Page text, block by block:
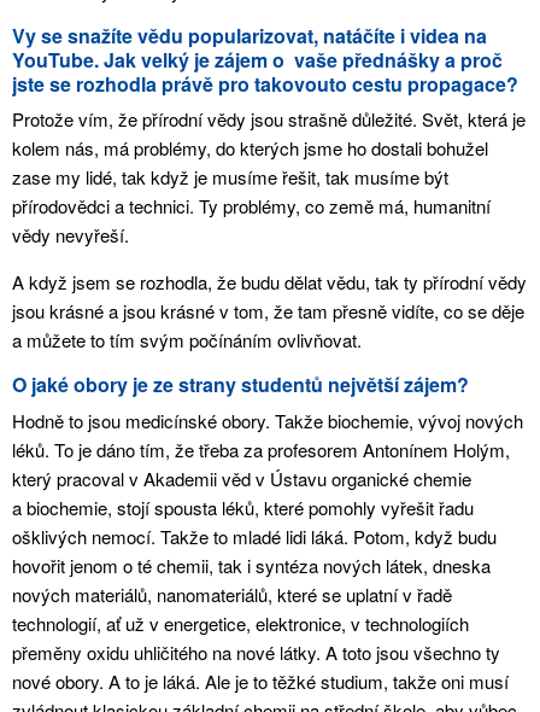
Vy se snažíte vědu popularizovat, natáčíte i videa na
YouTube. Jak velký je zájem o vaše přednášky a proč
jste se rozhodla právě pro takovouto cestu propagace?
Protože vím, že přírodní vědy jsou strašně důležité. Svět, která je
kolem nás, má problémy, do kterých jsme ho dostali bohužel
zase my lidé, tak když je musíme řešit, tak musíme být
přírodovědci a technici. Ty problémy, co země má, humanitní
vědy nevyřeší.
A když jsem se rozhodla, že budu dělat vědu, tak ty přírodní vědy
jsou krásné a jsou krásné v tom, že tam přesně vidíte, co se děje
a můžete to tím svým počínáním ovlivňovat.
O jaké obory je ze strany studentů největší zájem?
Hodně to jsou medicínské obory. Takže biochemie, vývoj nových
léků. To je dáno tím, že třeba za profesorem Antonínem Holým,
který pracoval v Akademii věd v Ústavu organické chemie
a biochemie, stojí spousta léků, které pomohly vyřešit řadu
ošklivých nemocí. Takže to mladé lidi láká. Potom, když budu
hovořit jenom o té chemii, tak i syntéza nových látek, dneska
nových materiálů, nanomateriálů, které se uplatní v řadě
technologií, ať už v energetice, elektronice, v technologiích
přeměny oxidu uhličitého na nové látky. A toto jsou všechno ty
nové obory. A to je láká. Ale je to těžké studium, takže oni musí